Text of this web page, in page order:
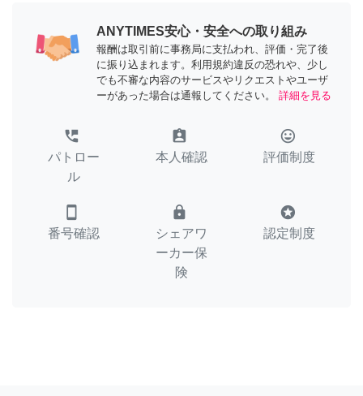
ANYTIMES安心・安全への取り組み
報酬は取引前に事務局に支払われ、評価・完了後
に振り込まれます。利用規約違反の恐れや、少し
でも不審な内容のサービスやリクエストやユーザ
ーがあった場合は通報してください。
詳細を見る
perm_phone_msg
パトロー
ル
assignment_ind
本人確認
tag_faces
評価制度
smartphone
番号確認
lock
シェアワ
ーカー保
険
stars
認定制度